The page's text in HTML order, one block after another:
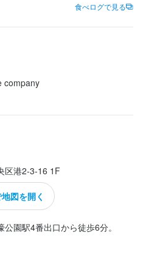
た笑
食べログで見る
company
区港2-3-16 1F
図を開く
園駅4番出口から徒歩6分。